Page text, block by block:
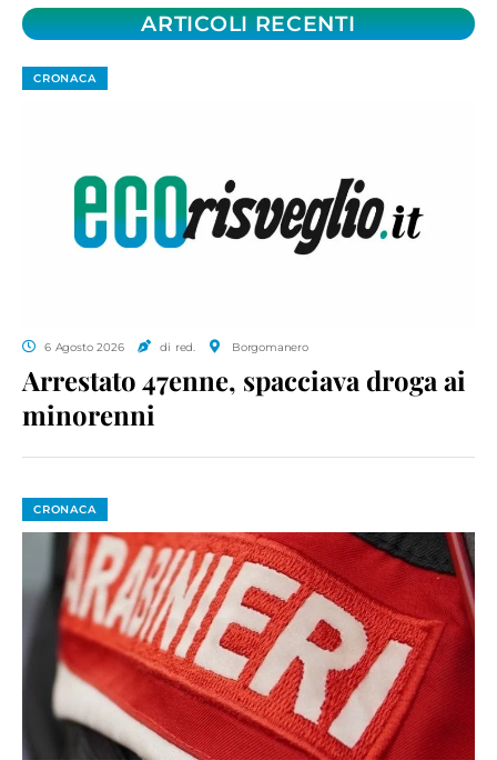
ARTICOLI RECENTI
CRONACA
6 Agosto 2026 di red. Borgomanero
Arrestato 47enne, spacciava droga ai
minorenni
CRONACA